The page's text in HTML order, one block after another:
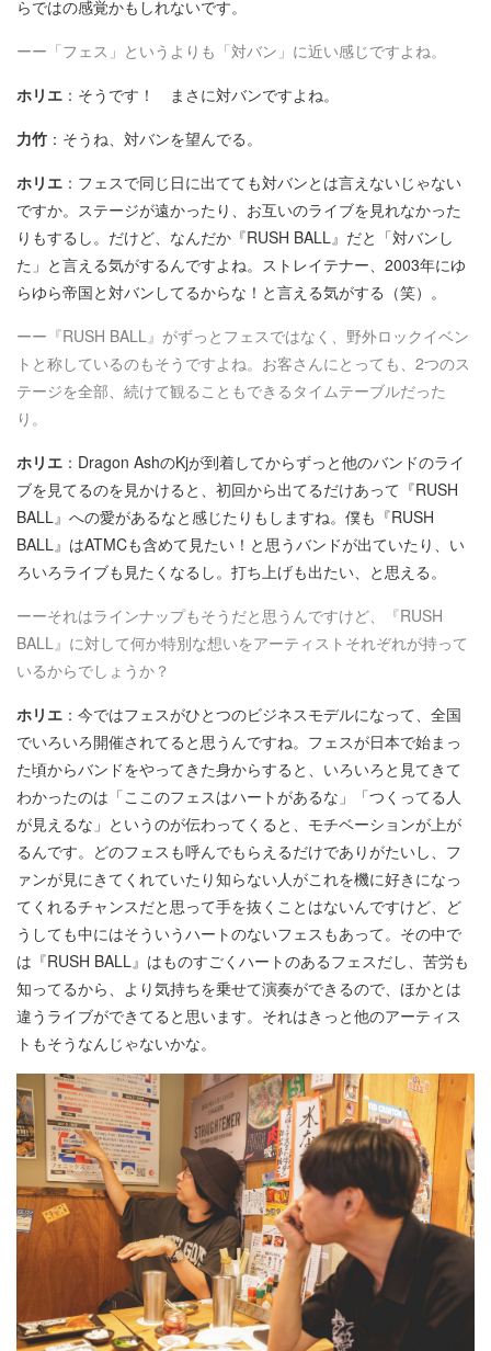
らではの感覚かもしれないです。
ーー「フェス」というよりも「対バン」に近い感じですよね。
ホリエ ：そうです！ まさに対バンですよね。
力竹 ：そうね、対バンを望んでる。
ホリエ ：フェスで同じ日に出てても対バンとは言えないじゃない
ですか。ステージが遠かったり、お互いのライブを見れなかった
りもするし。だけど、なんだか『RUSH BALL』だと「対バンし
た」と言える気がするんですよね。ストレイテナー、2003年にゆ
らゆら帝国と対バンしてるからな！と言える気がする（笑）。
ーー『RUSH BALL』がずっとフェスではなく、野外ロックイベン
トと称しているのもそうですよね。お客さんにとっても、2つのス
テージを全部、続けて観ることもできるタイムテーブルだった
り。
ホリエ ：Dragon AshのKjが到着してからずっと他のバンドのライ
ブを見てるのを見かけると、初回から出てるだけあって『RUSH
BALL』への愛があるなと感じたりもしますね。僕も『RUSH
BALL』はATMCも含めて見たい！と思うバンドが出ていたり、い
ろいろライブも見たくなるし。打ち上げも出たい、と思える。
ーーそれはラインナップもそうだと思うんですけど、『RUSH
BALL』に対して何か特別な想いをアーティストそれぞれが持って
いるからでしょうか？
ホリエ ：今ではフェスがひとつのビジネスモデルになって、全国
でいろいろ開催されてると思うんですね。フェスが日本で始まっ
た頃からバンドをやってきた身からすると、いろいろと見てきて
わかったのは「ここのフェスはハートがあるな」「つくってる人
が見えるな」というのが伝わってくると、モチベーションが上が
るんです。どのフェスも呼んでもらえるだけでありがたいし、フ
ァンが見にきてくれていたり知らない人がこれを機に好きになっ
てくれるチャンスだと思って手を抜くことはないんですけど、ど
うしても中にはそういうハートのないフェスもあって。その中で
は『RUSH BALL』はものすごくハートのあるフェスだし、苦労も
知ってるから、より気持ちを乗せて演奏ができるので、ほかとは
違うライブができてると思います。それはきっと他のアーティス
トもそうなんじゃないかな。